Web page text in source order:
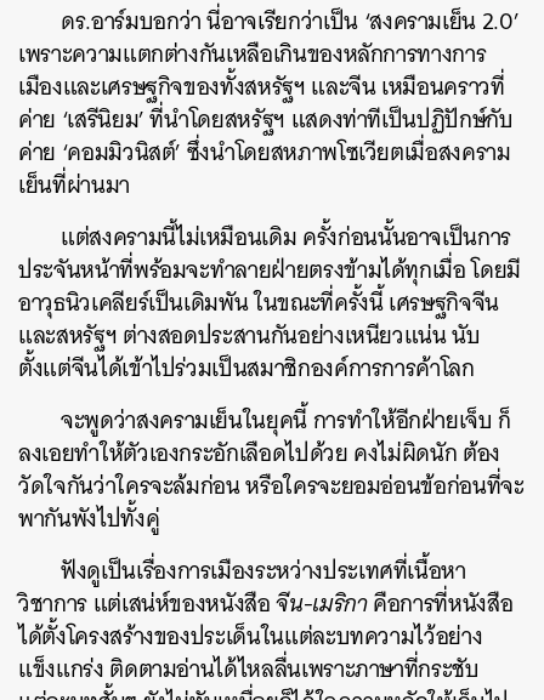
ดร.อาร์มบอกว่า นี่อาจเรียกว่าเป็น‘สงครามเย็น 2.0’
เพราะความแตกต่างกันเหลือเกินของหลักการทางการ
เมืองและเศรษฐกิจของทั้งสหรัฐฯ และจีน เหมือนคราวที่
ค่าย ‘เสรีนิยม’ ที่นำโดยสหรัฐฯ แสดงท่าทีเป็นปฏิปักษ์กับ
ค่าย ‘คอมมิวนิสต์’ ซึ่งนำโดยสหภาพโซเวียตเมื่อสงคราม
เย็นที่ผ่านมา
แต่สงครามนี้ไม่เหมือนเดิม ครั้งก่อนนั้นอาจเป็นการ
ประจันหน้าที่พร้อมจะทำลายฝ่ายตรงข้ามได้ทุกเมื่อ โดยมี
อาวุธนิวเคลียร์เป็นเดิมพัน ในขณะที่ครั้งนี้ เศรษฐกิจจีน
และสหรัฐฯ ต่างสอดประสานกันอย่างเหนียวแน่น นับ
ตั้งแต่จีนได้เข้าไปร่วมเป็นสมาชิกองค์การการค้าโลก
จะพูดว่าสงครามเย็นในยุคนี้ การทำให้อีกฝ่ายเจ็บ ก็
ลงเอยทำให้ตัวเองกระอักเลือดไปด้วย คงไม่ผิดนัก ต้อง
วัดใจกันว่าใครจะล้มก่อน หรือใครจะยอมอ่อนข้อก่อนที่จะ
พากันพังไปทั้งคู่
ฟังดูเป็นเรื่องการเมืองระหว่างประเทศที่เนื้อหา
วิชาการ แต่เสน่ห์ของหนังสือจีน-เมริกาคือการที่หนังสือ
ได้ตั้งโครงสร้างของประเด็นในแต่ละบทความไว้อย่าง
แข็งแกร่ง ติดตามอ่านได้ไหลลื่นเพราะภาษาที่กระชับ